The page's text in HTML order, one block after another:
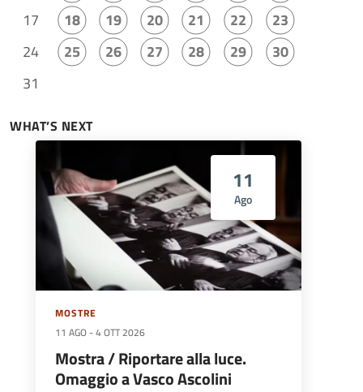
17
18 19 20 21 22
23
24
25 26 27 28 29
30
31
WHAT’S NEXT
11
Ago
MOSTRE
11 AGO -4 OTT 2026
Mostra / Riportare alla luce.
Omaggio a Vasco Ascolini